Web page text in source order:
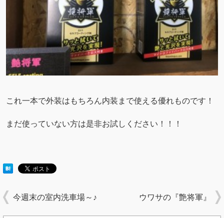
これ一本で外装はもちろん内装まで使える優れものです！
まだ使っていない方は是非お試しください！！！
今週末の室内洗車場～♪ ウワサの『艶将軍』